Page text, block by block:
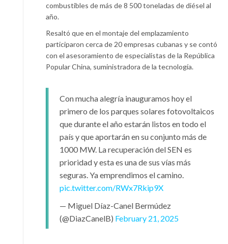
combustibles de más de 8 500 toneladas de diésel al
año.
Resaltó que en el montaje del emplazamiento
participaron cerca de 20 empresas cubanas y se contó
con el asesoramiento de especialistas de la República
Popular China, suministradora de la tecnología.
Con mucha alegría inauguramos hoy el
primero de los parques solares fotovoltaicos
que durante el año estarán listos en todo el
país y que aportarán en su conjunto más de
1000 MW. La recuperación del SEN es
prioridad y esta es una de sus vías más
seguras. Ya emprendimos el camino.
pic.twitter.com/RWx7Rkip9X
— Miguel Díaz-Canel Bermúdez
(@DiazCanelB) February 21, 2025